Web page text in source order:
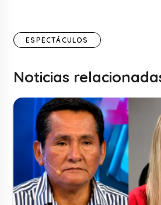
ESPECTÁCULOS
Noticias